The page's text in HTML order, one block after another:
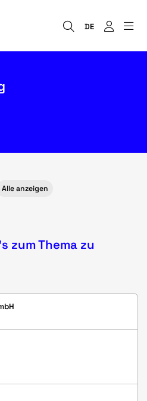
DE
Alle anzeigen
zum Thema zu